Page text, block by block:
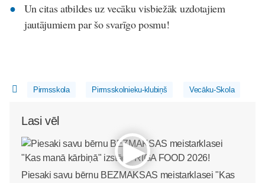
Un citas atbildes uz vecāku visbiežāk uzdotajiem
jautājumiem par šo svarīgo posmu!
Pirmsskola Pirmsskolnieku-klubiņš Vecāku-Skola
Lasi vēl
Piesaki savu bērnu BEZMAKSAS meistarklasei "Kas